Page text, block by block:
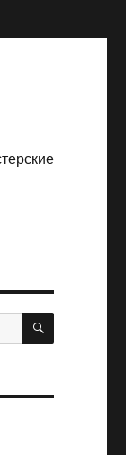
ПОИСК